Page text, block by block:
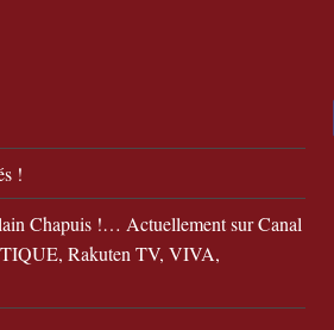
!
Chapuis !… Actuellement sur Canal
Rakuten TV, VIVA,